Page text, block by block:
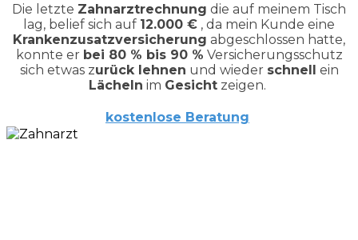
Die letzte Zahnarztrechnung die auf meinem Tisch
lag, belief sich auf 12.000 € , da mein Kunde eine
Krankenzusatzversicherung abgeschlossen hatte,
konnte er bei 80 % bis 90 % Versicherungsschutz
sich etwas zurück lehnen und wieder schnell ein
Lächeln im Gesicht zeigen.
kostenlose Beratung